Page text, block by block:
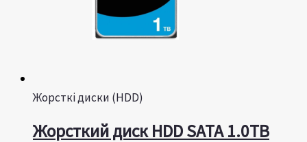
Жорсткі диски (HDD)
Жорсткий диск HDD SATA 1.0TB